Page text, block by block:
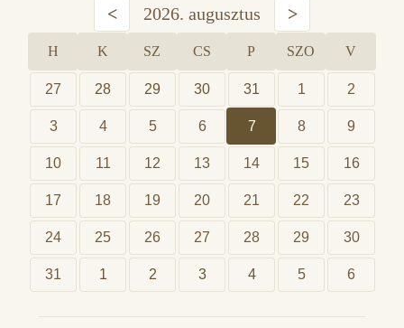
< 2026. augusztus >
H K SZ CS P SZO V
27 28 29 30 31 1 2
3 4 5 6 7 8 9
10 11 12 13 14 15 16
17 18 19 20 21 22 23
24 25 26 27 28 29 30
31 1 2 3 4 5 6